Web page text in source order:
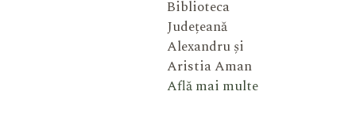
Biblioteca
Județeană
Alexandru și
Aristia Aman
Află mai multe